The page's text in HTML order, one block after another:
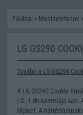
Főoldal > Mobiltelefonok >
LG GS290
Tovább a LG GS290
A LG GS290 Cookie
LG. 1 db kamerája
Mpixel. A háttértárának